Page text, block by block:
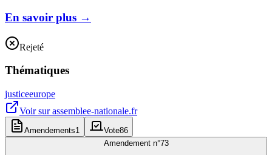
En savoir plus →
Rejeté
Thématiques
justiceeurope
Voir surassemblee-nationale.fr
Amendements1 Vote86
Amendement n°73